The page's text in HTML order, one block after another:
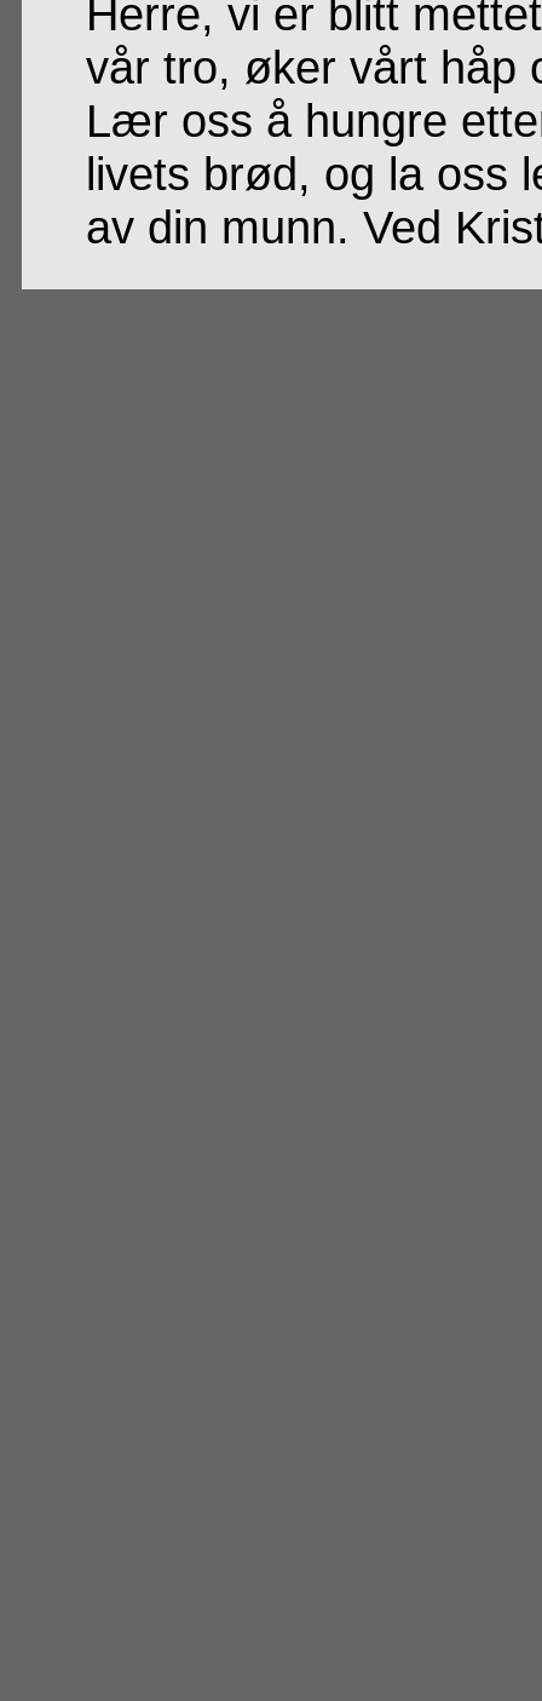
Herre, vi er blitt
vår tro, øker vårt håp
Lær oss å hungre
livets brød, og la oss
av din munn. Ved